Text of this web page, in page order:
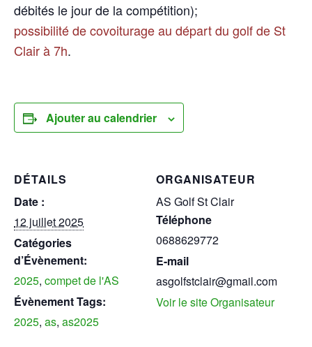
débités le jour de la compétition);
possibilité de covoiturage au départ du golf de St
Clair à 7h.
Ajouter au calendrier
DÉTAILS
Date :
12 juillet 2025
Catégories
d’Évènement:
2025, compet de l'AS
Évènement Tags:
2025, as, as2025
ORGANISATEUR
AS Golf St Clair
Téléphone
0688629772
E-mail
asgolfstclair@gmail.com
Voir le site Organisateur